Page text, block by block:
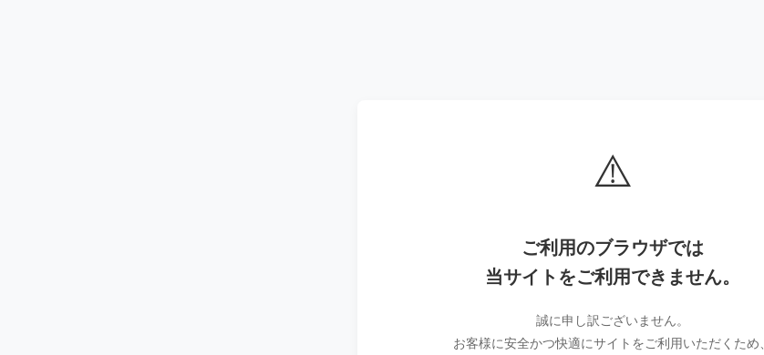
⚠️
ご利用のブラウザでは
当サイトをご利用できません。
誠に申し訳ございません。
お客様に安全かつ快適にサイトをご利用いただくため、